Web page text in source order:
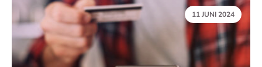
DATUM:
11 JUNI 2024